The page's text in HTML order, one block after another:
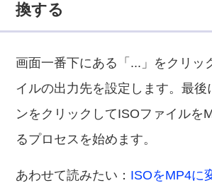
換する
画面一番下にある「...」をクリッ
イルの出力先を設定します。最後
ンをクリックしてISOファイルを
るプロセスを始めます。
あわせて読みたい： ISOをMP4に